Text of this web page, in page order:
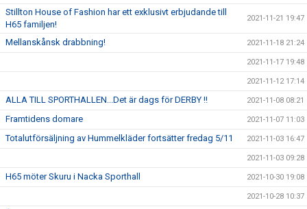
Stillton House of Fashion har ett exklusivt erbjudande till
H65 familjen!
2021-11-21 19:47
Mellanskånsk drabbning! 2021-11-18 21:24
2021-11-17 19:48
2021-11-12 17:14
ALLA TILL SPORTHALLEN...Det är dags för DERBY !! 2021-11-08 08:21
Framtidens domare 2021-11-07 11:03
Totalutförsäljning av Hummelkläder fortsätter fredag 5/11 2021-11-03 16:47
2021-11-03 09:28
H65 möter Skuru i Nacka Sporthall 2021-10-30 19:08
2021-10-28 10:37